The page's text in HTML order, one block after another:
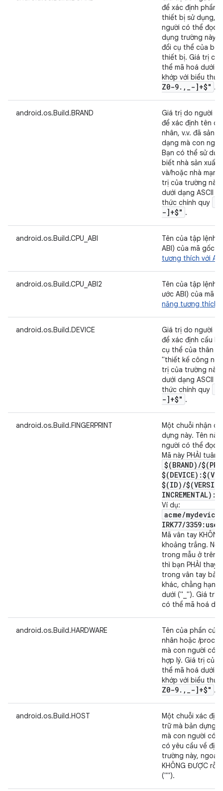
để xác định phần
thiết bị sử dụng,
người có thể đọc
dụng trường này
đổi cụ thể của bo
thiết bị. Giá trị
thể mã hoá dưới
khớp với biểu
Z0-9. , _-]+$" .
android.os.Build.BRAND
Giá trị do người
để xác định tên
nhân, v.v. đã sản
dạng mà con
Bạn có thể sử
biết nhà sản xuất
và/hoặc nhà
trị của trường này
dưới dạng ASCII
thức chính quy
-]+$" .
android.os.Build.CPU_ABI
Tên của tập lệnh
ABI) của mã gốc.
tương thích với
android.os.Build.CPU_ABI2
Tên của tập lệnh
ước ABI) của mã
năng tương thích
android.os.Build.DEVICE
Giá trị do người
để xác định cấu
cụ thể của thân
"thiết kế công
trị của trường này
dưới dạng ASCII
thức chính quy
-]+$" .
android.os.Build.FINGERPRINT
Một chuỗi nhận
dựng này. Tên
người có thể đọc
Mã này PHẢI tuân
$(BRAND) /
$(ID) /$(VERSION
Ví dụ:
acme/mydevice
IRK77/
Mã vân tay
khoảng trắng.
trong mẫu ở trên
thì bạn PHẢI thay
trong vân tay
khác, chẳng hạn
dưới ("_"). Giá trị
có thể mã hoá
android.os.Build.HARDWARE
Tên của phần
nhân hoặc /proc).
mà con người có
hợp lý. Giá trị của
thể mã hoá dưới
khớp với biểu
Z0-9. , _-]+$" .
android.os.Build.HOST
Một chuỗi xác
trữ mà bản dựng
mà con người có
có yêu cầu về
trường này, ngoại
KHÔNG ĐƯỢC
("").